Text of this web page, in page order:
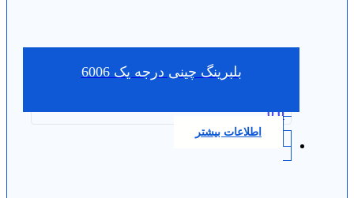
بلبرینگ چینی درجه یک 6006
0.0
اطلاعات بیشتر